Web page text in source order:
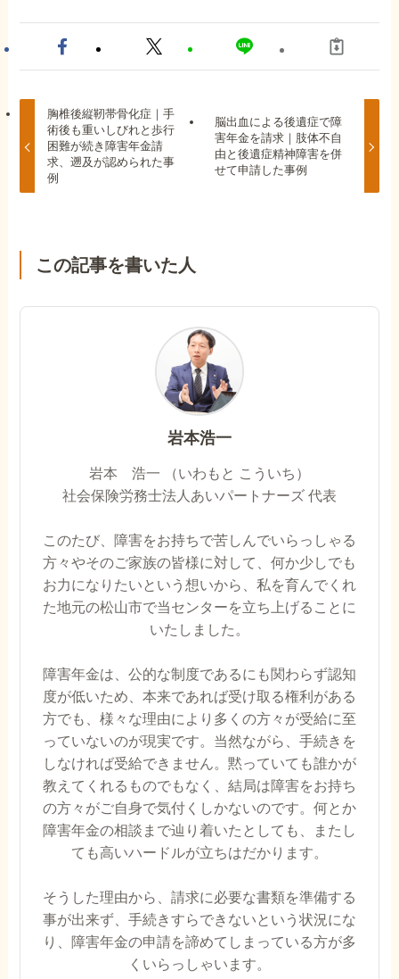
胸椎後縦靭帯骨化症｜手
術後も重いしびれと歩行
困難が続き障害年金請
求、遡及が認められた事
例
脳出血による後遺症で障
害年金を請求｜肢体不自
由と後遺症精神障害を併
せて申請した事例
この記事を書いた人
岩本浩一
岩本 浩一 （いわもと こういち）
社会保険労務士法人あいパートナーズ 代表
このたび、障害をお持ちで苦しんでいらっしゃる
方々やそのご家族の皆様に対して、何か少しでも
お力になりたいという想いから、私を育んでくれ
た地元の松山市で当センターを立ち上げることに
いたしました。
障害年金は、公的な制度であるにも関わらず認知
度が低いため、本来であれば受け取る権利がある
方でも、様々な理由により多くの方々が受給に至
っていないのが現実です。当然ながら、手続きを
しなければ受給できません。黙っていても誰かが
教えてくれるものでもなく、結局は障害をお持ち
の方々がご自身で気付くしかないのです。何とか
障害年金の相談まで辿り着いたとしても、またし
ても高いハードルが立ちはだかります。
そうした理由から、請求に必要な書類を準備する
事が出来ず、手続きすらできないという状況にな
り、障害年金の申請を諦めてしまっている方が多
くいらっしゃいます。